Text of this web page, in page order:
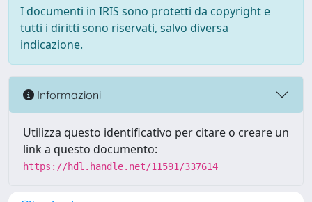
I documenti in IRIS sono protetti da copyright e
tutti i diritti sono riservati, salvo diversa
indicazione.
Informazioni
Utilizza questo identificativo per citare o creare un
link a questo documento:
https://hdl.handle.net/11591/337614